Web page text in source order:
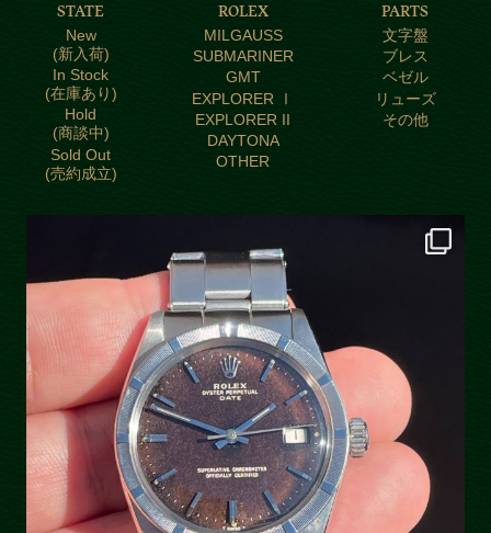
STATE
New
(新入荷)
In Stock
(在庫あり)
Hold
(商談中)
Sold Out
(売約成立)
ROLEX
MILGAUSS
SUBMARINER
GMT
EXPLORER Ⅰ
EXPLORER II
DAYTONA
OTHER
PARTS
文字盤
ブレス
ベゼル
リューズ
その他